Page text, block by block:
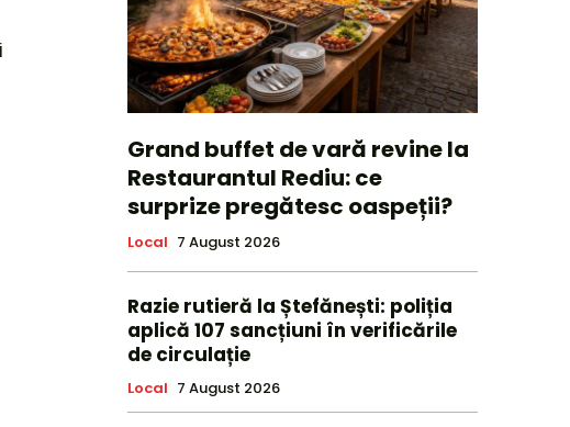
Grand buffet de vară revine la
Restaurantul Rediu: ce
surprize pregătesc oaspeții?
Local 7 August 2026
Razie rutieră la Ștefănești: poliția
aplică 107 sancțiuni în verificările
de circulație
Local 7 August 2026